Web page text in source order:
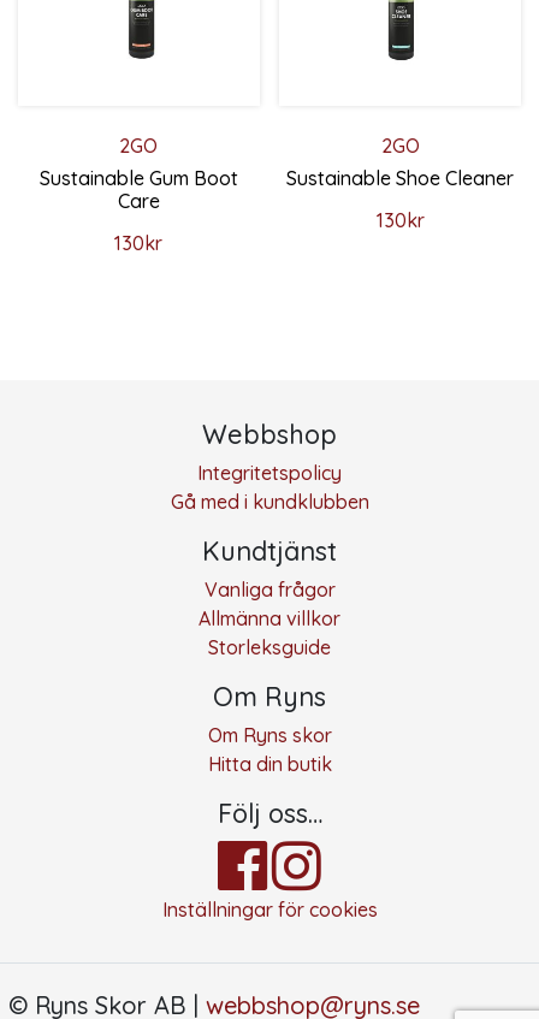
2GO
Sustainable Gum Boot
Care
130kr
2GO
Sustainable Shoe Cleaner
130kr
Webbshop
Integritetspolicy
Gå med i kundklubben
Kundtjänst
Vanliga frågor
Allmänna villkor
Storleksguide
Om Ryns
Om Ryns skor
Hitta din butik
Följ oss…
Inställningar för cookies
© Ryns Skor AB |webbshop@ryns.se